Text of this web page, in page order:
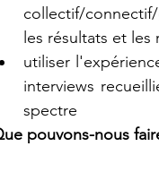
collectif/
les résultats et les
utiliser
interviews
spectre
pouvons-nous